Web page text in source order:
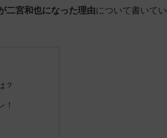
二宮和也になった理由について書いてい
？
！